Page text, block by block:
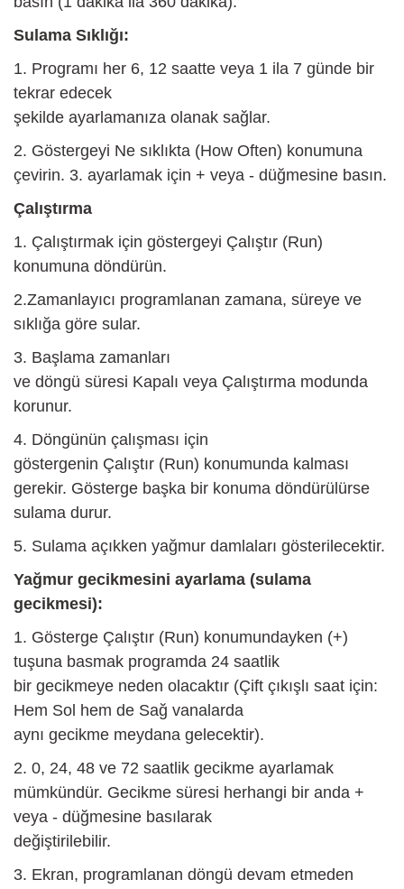
Sulama Sıklığı:
1. Programı her 6, 12 saatte veya 1 ila 7 günde bir
tekrar edecek
şekilde ayarlamanıza olanak sağlar.
2. Göstergeyi Ne sıklıkta (How Often) konumuna
çevirin. 3. ayarlamak için + veya - düğmesine basın.
Çalıştırma
1. Çalıştırmak için göstergeyi Çalıştır (Run)
konumuna döndürün.
2.Zamanlayıcı programlanan zamana, süreye ve
sıklığa göre sular.
3. Başlama zamanları
ve döngü süresi Kapalı veya Çalıştırma modunda
korunur.
4. Döngünün çalışması için
göstergenin Çalıştır (Run) konumunda kalması
gerekir. Gösterge başka bir konuma döndürülürse
sulama durur.
5. Sulama açıkken yağmur damlaları gösterilecektir.
Yağmur gecikmesini ayarlama (sulama
gecikmesi):
1. Gösterge Çalıştır (Run) konumundayken (+)
tuşuna basmak programda 24 saatlik
bir gecikmeye neden olacaktır (Çift çıkışlı saat için:
Hem Sol hem de Sağ vanalarda
aynı gecikme meydana gelecektir).
2. 0, 24, 48 ve 72 saatlik gecikme ayarlamak
mümkündür. Gecikme süresi herhangi bir anda +
veya - düğmesine basılarak
değiştirilebilir.
3. Ekran, programlanan döngü devam etmeden